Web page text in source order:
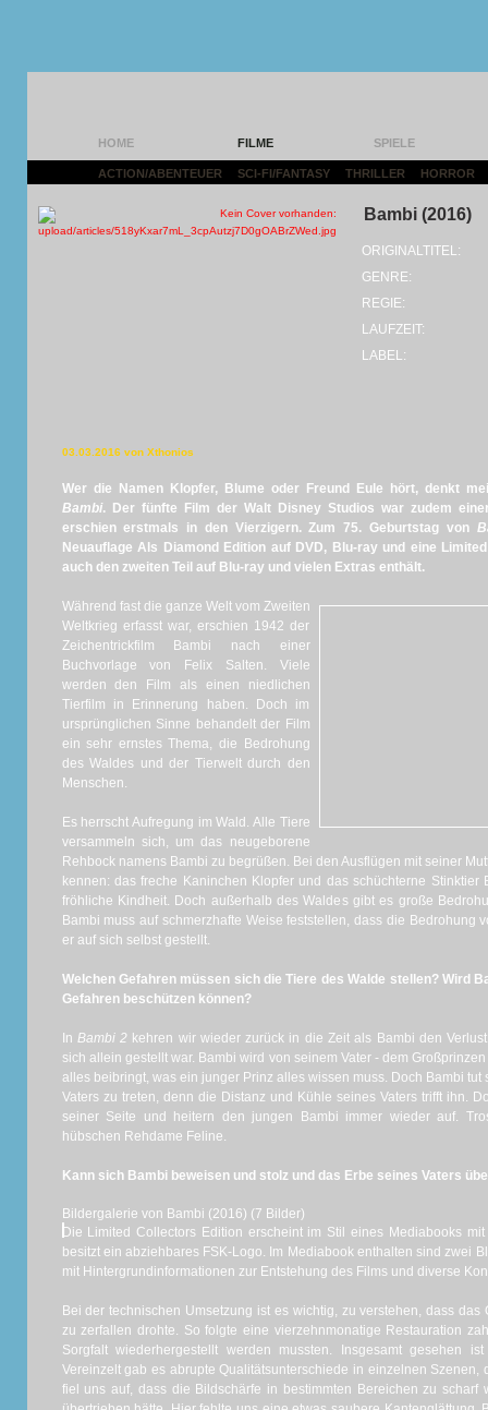
HOME FILME SPIELE
ACTION/ABENTEUER SCI-FI/FANTASY THRILLER HORROR
Bambi (2016)
ORIGINALTITEL:
GENRE:
REGIE:
LAUFZEIT:
LABEL:
03.03.2016 von Xthonios
Wer die Namen Klopfer, Blume oder Freund Eule hört, denkt
Bambi. Der fünfte Film der Walt Disney Studios war zudem
erschien erstmals in den Vierzigern. Zum 75. Geburtstag von
Neuauflage Als Diamond Edition auf DVD, Blu-ray und eine
auch den zweiten Teil auf Blu-ray und vielen Extras enthält.
Während fast die ganze Welt vom Zweiten
Weltkrieg erfasst war, erschien 1942 der
Zeichentrickfilm Bambi nach einer
Buchvorlage von Felix Salten. Viele
werden den Film als einen niedlichen
Tierfilm in Erinnerung haben. Doch im
ursprünglichen Sinne behandelt der Film
ein sehr ernstes Thema, die Bedrohung
des Waldes und der Tierwelt durch den
Menschen.
Es herrscht Aufregung im Wald. Alle Tiere
versammeln sich, um das neugeborene
Rehbock namens Bambi zu begrüßen. Bei den Ausflügen mit seiner
kennen: das freche Kaninchen Klopfer und das schüchterne
fröhliche Kindheit. Doch außerhalb des Waldes gibt es große
Bambi muss auf schmerzhafte Weise feststellen, dass die Bedrohung
er auf sich selbst gestellt.
Welchen Gefahren müssen sich die Tiere des Walde stellen? Wird
Gefahren beschützen können?
In Bambi 2 kehren wir wieder zurück in die Zeit als Bambi den
sich allein gestellt war. Bambi wird von seinem Vater - dem
alles beibringt, was ein junger Prinz alles wissen muss. Doch Bambi
Vaters zu treten, denn die Distanz und Kühle seines Vaters trifft ihn.
seiner Seite und heitern den jungen Bambi immer wieder auf.
hübschen Rehdame Feline.
Kann sich Bambi beweisen und stolz und das Erbe seines Vaters
Bildergalerie von Bambi (2016) (7 Bilder)
Die Limited Collectors Edition erscheint im Stil eines Mediabooks
besitzt ein abziehbares FSK-Logo. Im Mediabook enthalten sind zwei
mit Hintergrundinformationen zur Entstehung des Films und diverse
Bei der technischen Umsetzung ist es wichtig, zu verstehen, dass
zu zerfallen drohte. So folgte eine vierzehnmonatige Restauration
Sorgfalt wiederhergestellt werden mussten. Insgesamt gesehen
Vereinzelt gab es abrupte Qualitätsunterschiede in einzelnen Szenen,
fiel uns auf, dass die Bildschärfe in bestimmten Bereichen zu scharf